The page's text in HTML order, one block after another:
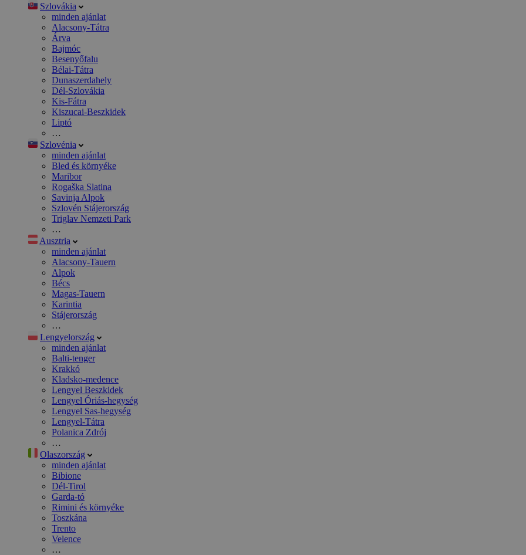
Szlovákia
minden ajánlat
Alacsony-Tátra
Árva
Bajmóc
Besenyőfalu
Bélai-Tátra
Dunaszerdahely
Dél-Szlovákia
Kis-Fátra
Kiszucai-Beszkidek
Liptó
…
Szlovénia
minden ajánlat
Bled és környéke
Maribor
Rogaška Slatina
Savinja Alpok
Szlovén Stájerország
Triglav Nemzeti Park
…
Ausztria
minden ajánlat
Alacsony-Tauern
Alpok
Bécs
Magas-Tauern
Karintia
Stájerország
…
Lengyelország
minden ajánlat
Balti-tenger
Krakkó
Kladsko-medence
Lengyel Beszkidek
Lengyel Óriás-hegység
Lengyel Sas-hegység
Lengyel-Tátra
Polanica Zdrój
…
Olaszország
minden ajánlat
Bibione
Dél-Tirol
Garda-tó
Rimini és környéke
Toszkána
Trento
Velence
…